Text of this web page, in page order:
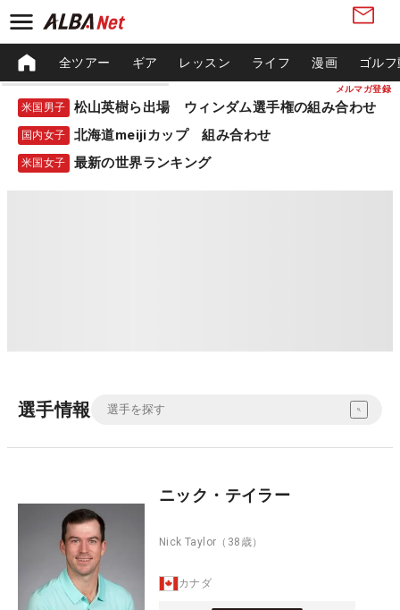
メルマガ登録
全ツアー ギア レッスン ライフ 漫画 ゴル
米国男子 松山英樹ら出場 ウィンダム選手権の組み合わせ
国内女子 北海道meijiカップ 組み合わせ
米国女子 最新の世界ランキング
選手情報
ニック・テイラー
Nick Taylor （38歳）
カナダ